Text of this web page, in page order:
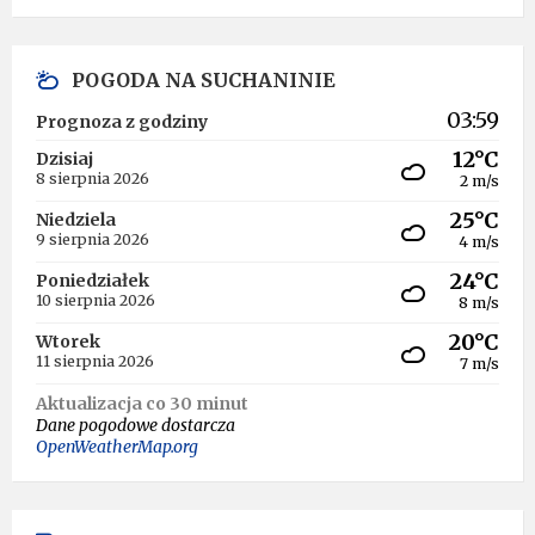
POGODA NA SUCHANINIE
Prognoza z godziny 03:59
Dzisiaj
8 sierpnia 2026
12°C
2 m/s
Niedziela
9 sierpnia 2026
25°C
4 m/s
Poniedziałek
10 sierpnia 2026
24°C
8 m/s
Wtorek
11 sierpnia 2026
20°C
7 m/s
Aktualizacja co 30 minut
Dane pogodowe dostarcza
OpenWeatherMap.org